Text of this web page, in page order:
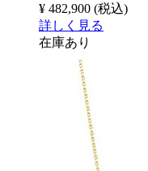
¥ 482,900 (税込)
詳しく見る
在庫あり